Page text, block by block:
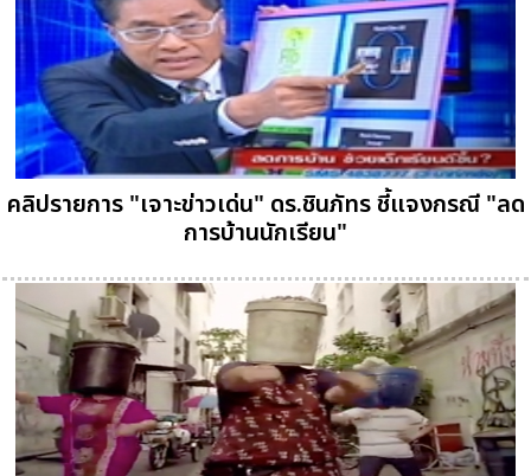
คลิปรายการ "เจาะข่าวเด่น" ดร.ชินภัทร ชี้แจงกรณี "ลด
การบ้านนักเรียน"